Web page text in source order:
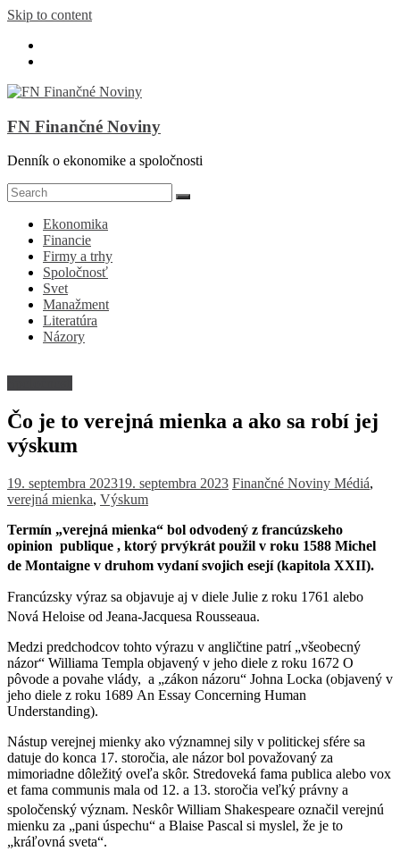
Skip to content
FN Finančné Noviny
Denník o ekonomike a spoločnosti
Ekonomika
Financie
Firmy a trhy
Spoločnosť
Svet
Manažment
Literatúra
Názory
Čo je to verejná mienka a ako sa robí jej
výskum
19. septembra 202319. septembra 2023 Finančné Noviny Médiá,
verejná mienka, Výskum
Termín „verejná mienka“ bol odvodený z francúzskeho
opinion publique , ktorý prvýkrát použil v roku 1588 Michel
de Montaigne v druhom vydaní svojich esejí (kapitola XXII).
Francúzsky výraz sa objavuje aj v diele Julie z roku 1761 alebo
Nová Heloise od Jeana-Jacquesa Rousseaua.
Medzi predchodcov tohto výrazu v angličtine patrí „všeobecný
názor“ Williama Templa objavený v jeho diele z roku 1672 O
pôvode a povahe vlády, a „zákon názoru“ Johna Locka (objavený v
jeho diele z roku 1689 An Essay Concerning Human
Understanding).
Nástup verejnej mienky ako významnej sily v politickej sfére sa
datuje do konca 17. storočia, ale názor bol považovaný za
mimoriadne dôležitý oveľa skôr. Stredoveká fama publica alebo vox
et fama communis mala od 12. a 13. storočia veľký právny a
spoločenský význam. Neskôr William Shakespeare označil verejnú
mienku za „pani úspechu“ a Blaise Pascal si myslel, že je to
„kráľovná sveta“.